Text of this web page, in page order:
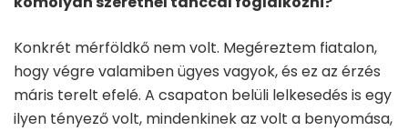
Konkrét mérföldkő nem volt. Megéreztem fiatalon,
hogy végre valamiben ügyes vagyok, és ez az érzés
máris terelt efelé. A csapaton belüli lelkesedés is egy
ilyen tényező volt, mindenkinek az volt a benyomása,